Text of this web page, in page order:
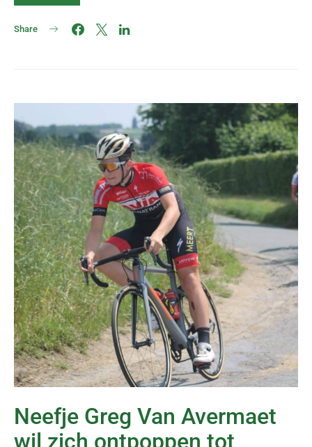
Share
Neefje Greg Van Avermaet
wil zich ontpoppen tot